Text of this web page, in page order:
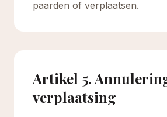
paarden of verplaatsen.
Artikel 5.
verplaatsing